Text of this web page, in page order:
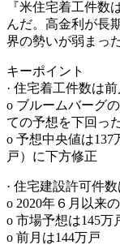
『米住宅着工件数
んだ。高金利が長
界の勢いが弱まった
キーポイント
· 住宅着工件数は
o ブルームバーグ
ての予想を下回っ
o 予想中央値は137
戸）に下方修正
· 住宅建設許可件
o 2020年６月以来
o 市場予想は145万
o 前月は144万戸